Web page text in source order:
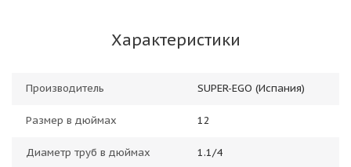
Характеристики
Производитель SUPER-EGO (Испания)
Размер в дюймах 12
Диаметр труб в дюймах 1.1/4